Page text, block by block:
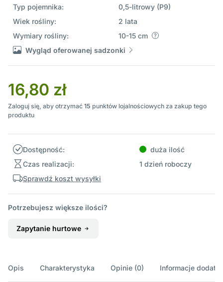
Typ pojemnika:
0,5-litrowy (P9)
Wiek rośliny:
2 lata
Wymiary rośliny:
10-15 cm
Wygląd oferowanej sadzonki
16,80 zł
Zaloguj się, aby otrzymać 15 punktów lojalnościowych za zakup tego
produktu
Dostępność:
duża ilość
Czas realizacji:
1 dzień roboczy
Sprawdź koszt wysyłki
Potrzebujesz większe ilości?
Zapytanie hurtowe
Opis Charakterystyka Opinie (0) Informacje